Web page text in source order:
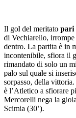
Il gol del meritato pari
di Vechiarello, irrompe
dentro. La partita è in
incontenibile, sfiora il
rimandato di solo un
palo sul quale si
sorpasso, della
è l’Atletico a sfiorare
Mercorelli nega la
Scimia (30’).